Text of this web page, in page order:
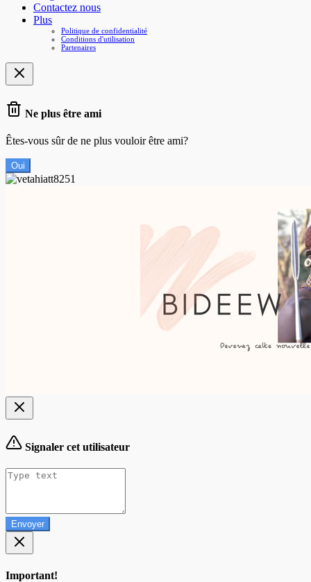
Contactez nous
Plus
Politique de confidentialité
Conditions d'utilisation
Partenaires
Ne plus être ami
Êtes-vous sûr de ne plus vouloir être ami?
Oui
Signaler cet utilisateur
Envoyer
Important!